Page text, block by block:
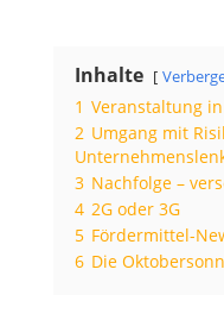
Inhalte
1 Veranstaltung
2 Umgang mit
3 Nachfolge –
4 2G oder 3G
5 Fördermittel-
6 Die